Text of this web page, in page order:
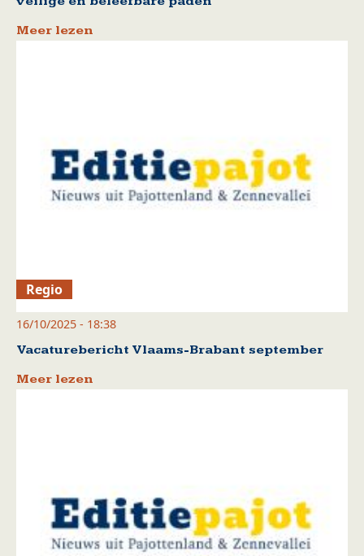
Meer lezen
Regio
16/10/2025 - 18:38
Vacaturebericht Vlaams-Brabant september
Meer lezen